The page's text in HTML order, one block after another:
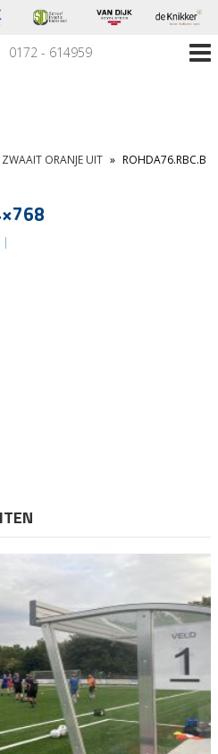
0172 - 614959
ORANJE UIT » ROHDA76.RBC.B
|